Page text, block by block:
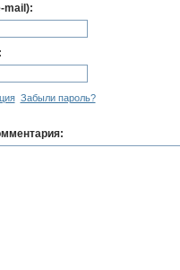
mail):
Забыли пароль?